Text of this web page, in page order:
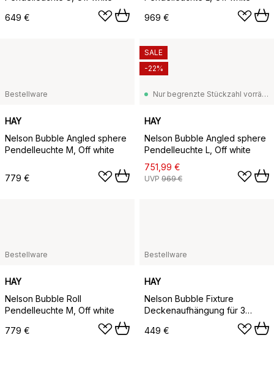
649 €
969 €
Bestellware
HAY
Nelson Bubble Angled sphere
Pendelleuchte M, Off white
779 €
Nur begrenzte Stückzahl vorrätig
HAY
Nelson Bubble Angled sphere
Pendelleuchte L, Off white
751,99 €
UVP 969 €
SALE
-22%
Bestellware
HAY
Nelson Bubble Roll
Pendelleuchte M, Off white
779 €
Bestellware
HAY
Nelson Bubble Fixture
Deckenaufhängung für 3
Leuchten, Halterung für 3
Bubbles
449 €